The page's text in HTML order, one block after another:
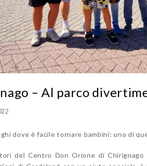
– Al parco
dove è facile tornare bambini: uno di
del Centro Don Orione di